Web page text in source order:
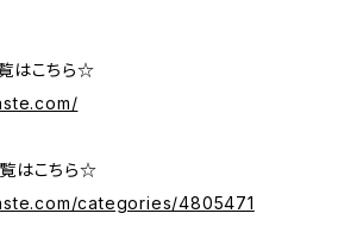
はこちら☆
はこちら☆
categories/4805471